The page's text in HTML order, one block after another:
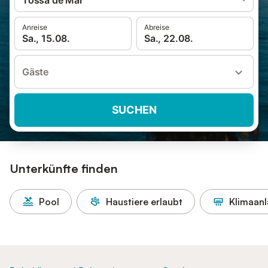
Anreise
Sa., 15.08.
Abreise
Sa., 22.08.
Gäste
SUCHEN
Unterkünfte finden
Pool Haustiere erlaubt